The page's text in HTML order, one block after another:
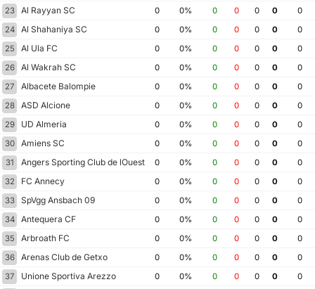
23
Al Rayyan SC 0 0% 0 0 0 0
0
24
Al Shahaniya SC 0 0% 0 0 0 0
0
25
Al Ula FC 0 0% 0 0 0 0
0
26
Al Wakrah SC 0 0% 0 0 0 0
0
27
Albacete Balompie 0 0% 0 0 0 0
0
28
ASD Alcione 0 0% 0 0 0 0
0
29
UD Almeria 0 0% 0 0 0 0
0
30
Amiens SC 0 0% 0 0 0 0
0
31
Angers Sporting Club de lOuest 0 0% 0 0 0 0
0
32
FC Annecy 0 0% 0 0 0 0
0
33
SpVgg Ansbach 09 0 0% 0 0 0 0
0
34
Antequera CF 0 0% 0 0 0 0
0
35
Arbroath FC 0 0% 0 0 0 0
0
36
Arenas Club de Getxo 0 0% 0 0 0 0
0
37
Unione Sportiva Arezzo 0 0% 0 0 0 0
0